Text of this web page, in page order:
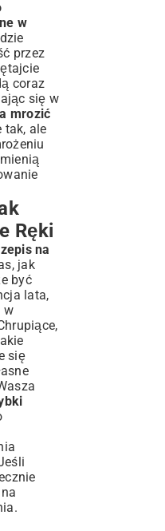
w
przez
coraz
się w
mrozić
tak, ale
Ręki
na
jak
być
lata,
w
się
.